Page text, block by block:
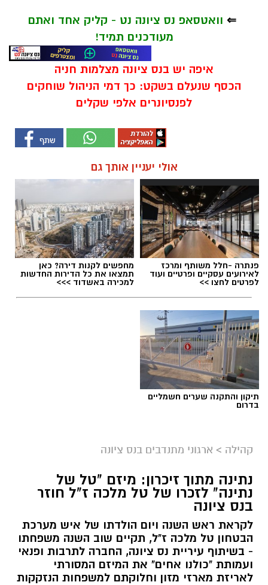
⇐ וואטסאפ נס ציונה נט - קליק אחד ואתם
מעודכנים תמיד!
איפה יש בנס ציונה מצלמות חניה
הכסף שנעלם בשקט: כך דמי הניהול שוחקים
לפנסיונרים אלפי שקלים
אולי יעניין אותך גם
פנתרה -חלל משותף ומרכז
לאירועים עסקיים ופרטיים ועוד
לפרטים לחצו >>
מחפשים לקנות דירה? כאן
תמצאו את כל הדירות החדשות
למכירה באשדוד >>>
תיקון והתקנה שערים חשמליים
בדרום
קהילה > ארגוני מתנדבים בנס ציונה
נתינה מתוך זיכרון: מיזם "טל של
נתינה" לזכרו של טל מלכה ז"ל חוזר
בנס ציונה
לקראת ראש השנה ויום הולדתו של איש מערכת
הבטחון טל מלכה ז"ל, תקיים שוב השנה משפחתו
- בשיתוף עיריית נס ציונה, החברה לתרבות ופנאי
ועמותת "כולנו אחים" את המיזם המסורתי
לאריזת מארזי מזון וחלוקתם למשפחות הנזקקות